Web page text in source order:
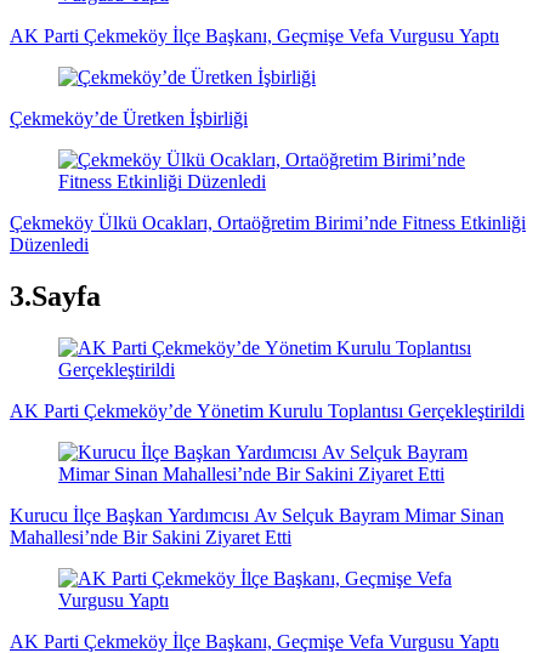
AK Parti Çekmeköy İlçe Başkanı, Geçmişe Vefa Vurgusu Yaptı
Çekmeköy’de Üretken İşbirliği
Çekmeköy Ülkü Ocakları, Ortaöğretim Birimi’nde Fitness Etkinliği
Düzenledi
3.Sayfa
AK Parti Çekmeköy’de Yönetim Kurulu Toplantısı Gerçekleştirildi
Kurucu İlçe Başkan Yardımcısı Av Selçuk Bayram Mimar Sinan
Mahallesi’nde Bir Sakini Ziyaret Etti
AK Parti Çekmeköy İlçe Başkanı, Geçmişe Vefa Vurgusu Yaptı